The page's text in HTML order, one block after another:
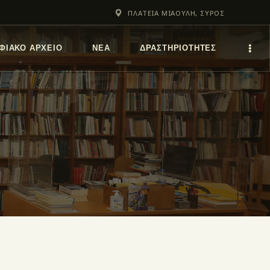
ΠΛΑΤΕΙΑ ΜΙΑΟΥΛΗ, ΣΥΡΟΣ
ΑΡΧΕΊΟ ΝΕΑ ΔΡΑΣΤΗΡΙΟΤΗΤΕΣ